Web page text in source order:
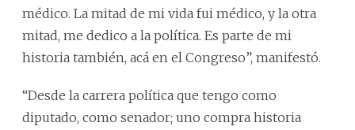
médico. La mitad de mi vida fui médico, y la otra
mitad, me dedico a la política. Es parte de mi
historia también, acá en el Congreso”, manifestó.
“Desde la carrera política que tengo como
diputado, como senador; uno compra historia